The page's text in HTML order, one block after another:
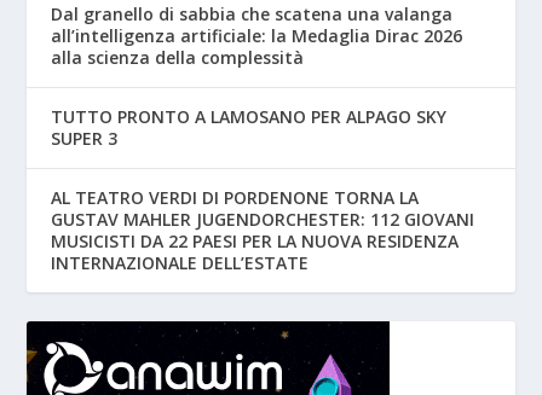
Dal granello di sabbia che scatena una valanga
all’intelligenza artificiale: la Medaglia Dirac 2026
alla scienza della complessità
TUTTO PRONTO A LAMOSANO PER ALPAGO SKY
SUPER 3
AL TEATRO VERDI DI PORDENONE TORNA LA
GUSTAV MAHLER JUGENDORCHESTER: 112 GIOVANI
MUSICISTI DA 22 PAESI PER LA NUOVA RESIDENZA
INTERNAZIONALE DELL’ESTATE